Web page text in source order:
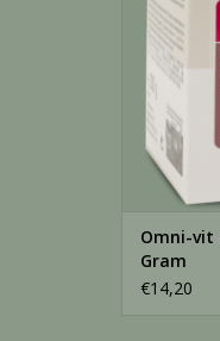
Omni-vit
Gram
€14,20